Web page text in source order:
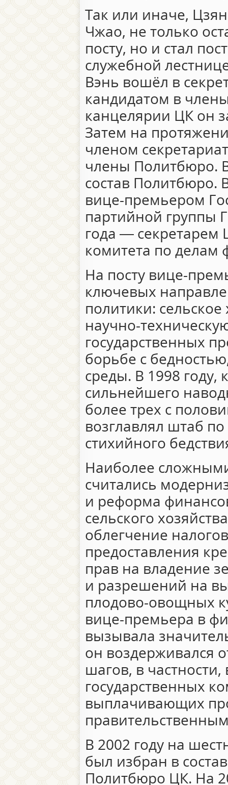
Так или иначе,
Чжао, не только
посту, но и стал
служебной
Вэнь вошёл в
кандидатом в
канцелярии ЦК он
Затем на
членом
члены Политбюро.
состав Политбюро.
вице-премьером
партийной группы
года — секретарем
комитета по делам
На посту вице-
ключевых
политики:
научно-
государственных
борьбе с
среды. В 1998 году,
сильнейшего
более трех с
возглавлял штаб
стихийного
Наиболее
считались
и реформа
сельского
облегчение
предоставления
прав на владение
и разрешений на
плодово-овощных
вице-премьера в
вызывала
он воздерживался
шагов, в
государственных
выплачивающих
В 2002 году на
был избран в
Политбюро ЦК. На